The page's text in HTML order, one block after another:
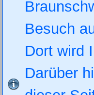
Besuch
Dort wird
Darüber